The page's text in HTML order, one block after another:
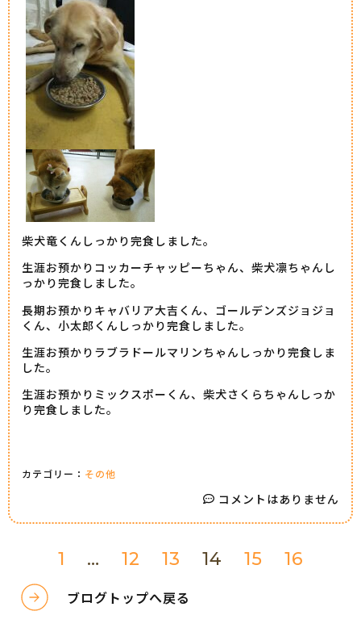
柴犬竜くんしっかり完食しました。
生涯お預かりコッカーチャッピーちゃん、柴犬凛ちゃんし
っかり完食しました。
長期お預かりキャバリア大吉くん、ゴールデンズジョジョ
くん、小太郎くんしっかり完食しました。
生涯お預かりラブラドールマリンちゃんしっかり完食しま
した。
生涯お預かりミックスポーくん、柴犬さくらちゃんしっか
り完食しました。
カテゴリー： その他
コメントはありません
1 … 12 13 14 15 16
ブログトップへ戻る